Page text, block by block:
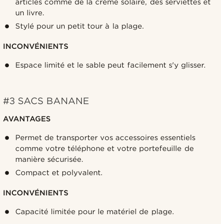
articles comme de la crème solaire, des serviettes et
un livre.
Stylé pour un petit tour à la plage.
INCONVÉNIENTS
Espace limité et le sable peut facilement s'y glisser.
#3 SACS BANANE
AVANTAGES
Permet de transporter vos accessoires essentiels
comme votre téléphone et votre portefeuille de
manière sécurisée.
Compact et polyvalent.
INCONVÉNIENTS
Capacité limitée pour le matériel de plage.